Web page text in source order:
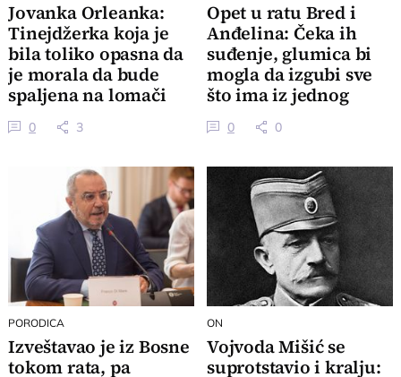
Jovanka Orleanka:
Tinejdžerka koja je
bila toliko opasna da
je morala da bude
spaljena na lomači
0 3
Opet u ratu Bred i
Anđelina: Čeka ih
suđenje, glumica bi
mogla da izgubi sve
što ima iz jednog
razloga
0 0
PORODICA
Izveštavao je iz Bosne
tokom rata, pa
ON
Vojvoda Mišić se
suprotstavio i kralju: